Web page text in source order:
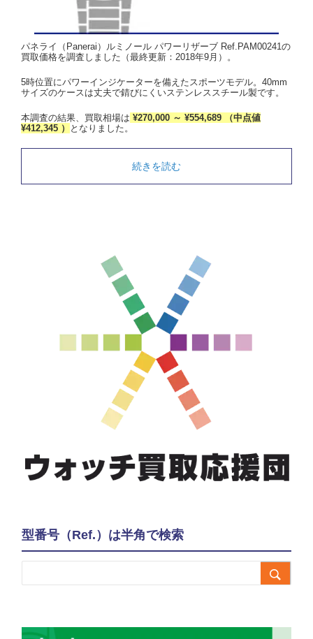
パネライ（Panerai）ルミノール パワーリザーブ Ref.PAM00241の
買取価格を調査しました（最終更新：2018年9月）。
5時位置にパワーインジケーターを備えたスポーツモデル。40mm
サイズのケースは丈夫で錆びにくいステンレススチール製です。
本調査の結果、買取相場は ¥270,000 ～ ¥554,689 （中点値
¥412,345 ）
となりました。
続きを読む
型番号（Ref.）は半角で検索
